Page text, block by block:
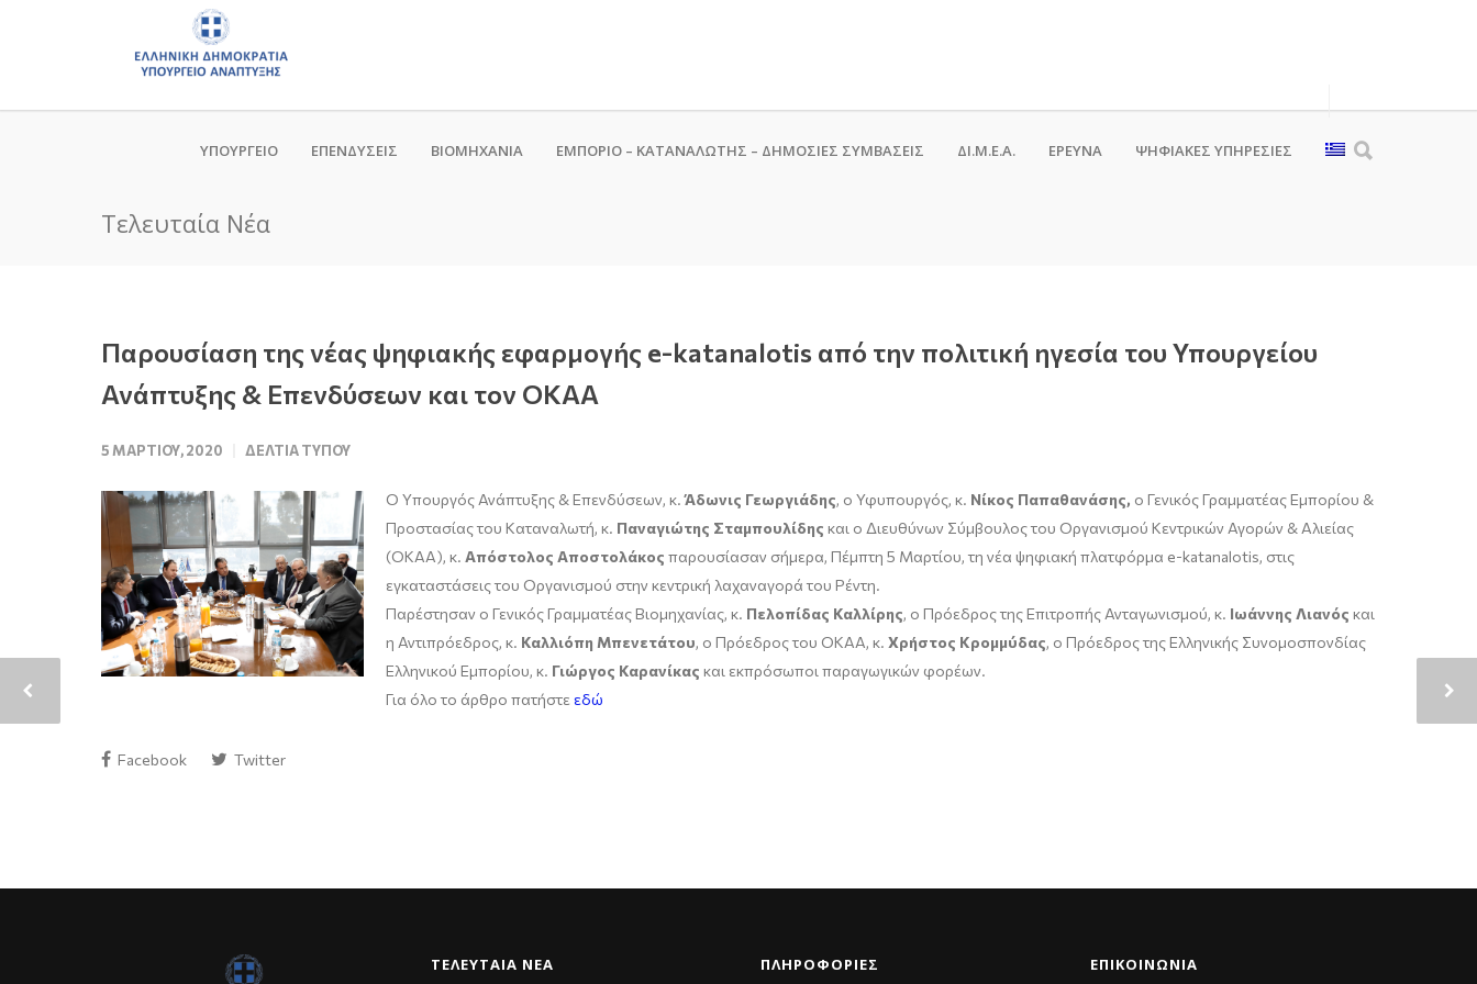
ΥΠΟΥΡΓΕΙΟ ΕΠΕΝΔΥΣΕΙΣ ΒΙΟΜΗΧΑΝΙΑ ΕΜΠΟΡΙΟ – ΚΑΤΑΝΑΛΩΤΗΣ – ΔΗΜΟΣΙΕΣ ΣΥΜΒΑΣΕΙΣ ΔΙ.Μ.Ε.Α. ΕΡΕΥΝΑ ΨΗΦΙΑΚΈΣ ΥΠΗΡΕΣΊΕΣ
Τελευταία Νέα
Παρουσίαση της νέας ψηφιακής εφαρμογής e-katanalotis από την πολιτική ηγεσία του Υπουργείου
Ανάπτυξης & Επενδύσεων και τον ΟΚΑΑ
5 ΜΑΡΤΊΟΥ, 2020 ΔΕΛΤΊΑ ΤΎΠΟΥ
Ο Υπουργός Ανάπτυξης & Επενδύσεων, κ.Άδωνις Γεωργιάδης, ο Υφυπουργός, κ. Νίκος Παπαθανάσης, ο Γενικός Γραμματέας Εμπορίου &
Προστασίας του Καταναλωτή, κ. Παναγιώτης Σταμπουλίδης και ο Διευθύνων Σύμβουλος του Οργανισμού Κεντρικών Αγορών & Αλιείας
(ΟΚΑΑ), κ. Απόστολος Αποστολάκος παρουσίασαν σήμερα, Πέμπτη 5 Μαρτίου, τη νέα ψηφιακή πλατφόρμα e-katanalotis, στις
εγκαταστάσεις του Οργανισμού στην κεντρική λαχαναγορά του Ρέντη.
Παρέστησαν ο Γενικός Γραμματέας Βιομηχανίας, κ. Πελοπίδας Καλλίρης, ο Πρόεδρος της Επιτροπής Ανταγωνισμού, κ. Ιωάννης Λιανός και
η Αντιπρόεδρος, κ. Καλλιόπη Μπενετάτου, ο Πρόεδρος του ΟΚΑΑ, κ. Χρήστος Κρομμύδας, ο Πρόεδρος της Ελληνικής Συνομοσπονδίας
Ελληνικού Εμπορίου, κ. Γιώργος Καρανίκας και εκπρόσωποι παραγωγικών φορέων.
Για όλο το άρθρο πατήστε εδώ
Facebook Twitter
ΤΕΛΕΥΤΑΊΑ ΝΈΑ ΠΛΗΡΟΦΟΡΙΕΣ ΕΠΙΚΟΙΝΩΝΊΑ